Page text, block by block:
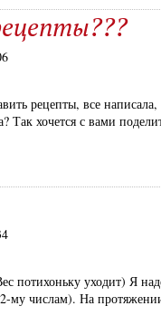
рецепты, все
Так хочется с вами
потихоньку уходит) Я
му числам). На